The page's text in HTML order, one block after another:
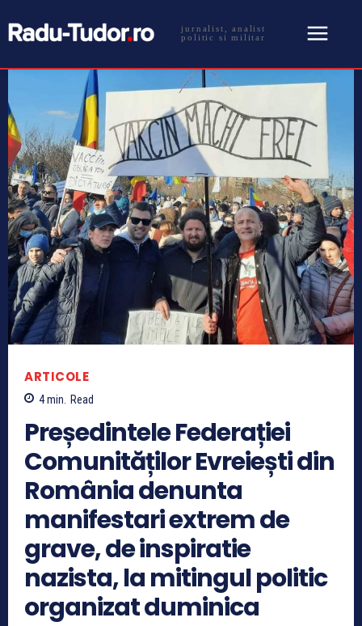
jurnalist, analist
politic si militar
ARTICOLE
4min. Read
Președintele Federației
Comunităților Evreiești din
România denunta
manifestari extrem de
grave, de inspiratie
nazista, la mitingul politic
organizat duminica